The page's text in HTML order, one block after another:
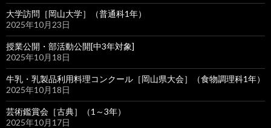
大学訪問［岡山大学］（普通科1年）
2025年10月23日
授業公開・部活動公開[中3年対象]
2025年10月18日
牛乳・乳製品利用料理コンクール［岡山県大会］（食物調理科1年）
2025年10月18日
芸術鑑賞会［古典］（1～3年）
2025年10月17日